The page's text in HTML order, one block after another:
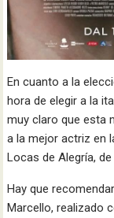
En cuanto a la
hora de elegir a la
muy claro que esta
a la mejor actriz en
Locas de Alegría,
Hay que
Marcello, realizado